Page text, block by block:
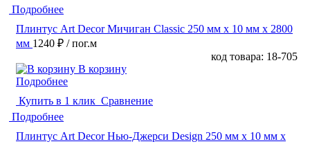
Подробнее
Плинтус Art Decor Мичиган Classic 250 мм х 10 мм х 2800
мм 1240 ₽ / пог.м
код товара: 18-705
В корзину
Подробнее
Купить в 1 клик Сравнение
Подробнее
Плинтус Art Decor Нью-Джерси Design 250 мм х 10 мм х